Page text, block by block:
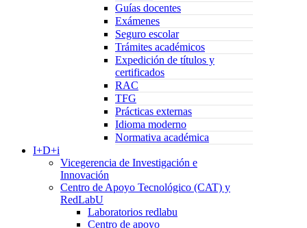
Guías docentes
Exámenes
Seguro escolar
Trámites académicos
Expedición de títulos y
certificados
RAC
TFG
Prácticas externas
Idioma moderno
Normativa académica
I+D+i
Vicegerencia de Investigación e
Innovación
Centro de Apoyo Tecnológico (CAT) y
RedLabU
Laboratorios redlabu
Centro de apoyo